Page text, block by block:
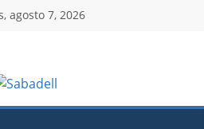
agosto 7, 2026